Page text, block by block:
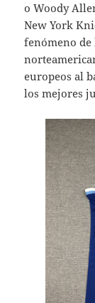
o Woody
New York
fenómeno de
europeos al
los mejores